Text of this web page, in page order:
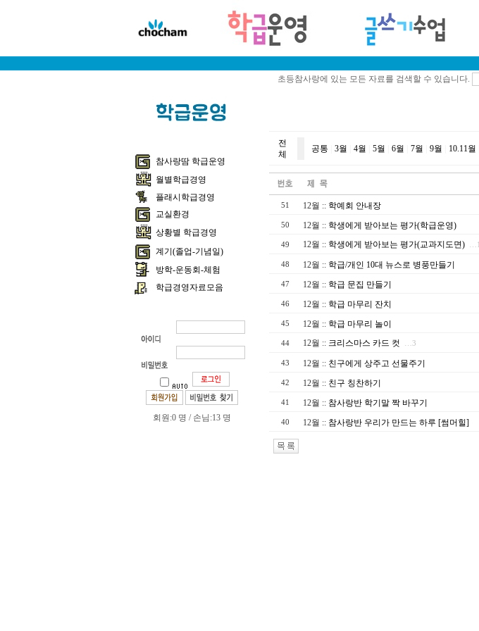
초등참사랑에 있는 모든 자료를 검색할 수 있습니다.
참사랑땀 학급운영
월별학급경영
플래시학급경영
교실환경
상황별 학급경영
계기(졸업-기념일)
방학-운동회-체험
학급경영자료모음
회원:0 명 / 손님:13 명
전
체
공통 3월 4월 5월 6월 7월 9월 10.11월
51 12월 :: 학예회 안내장
50 12월 :: 학생에게 받아보는 평가(학급운영)
49 12월 :: 학생에게 받아보는 평가(교과지도면) …1
48 12월 :: 학급/개인 10대 뉴스로 병풍만들기
47 12월 :: 학급 문집 만들기
46 12월 :: 학급 마무리 잔치
45 12월 :: 학급 마무리 놀이
44 12월 :: 크리스마스 카드 컷 …3
43 12월 :: 친구에게 상주고 선물주기
42 12월 :: 친구 칭찬하기
41 12월 :: 참사랑반 학기말 짝 바꾸기
40 12월 :: 참사랑반 우리가 만드는 하루 [썸머힐]